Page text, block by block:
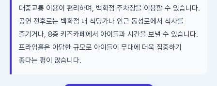
대중교통 이용이 편리하며, 백화점 주차장을 이용할 수 있습니다.
공연 전후로는 백화점 내 식당가나 인근 동성로에서 식사를
즐기거나, 8층 키즈카페에서 아이들과 시간을 보낼 수 있습니다.
프라임홀은 아담한 규모로 아이들이 무대에 더욱 집중하기
좋다는 평이 많습니다.